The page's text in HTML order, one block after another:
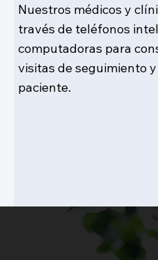
Nuestros médicos y
través de teléfonos
computadoras para
visitas de seguimiento
paciente.